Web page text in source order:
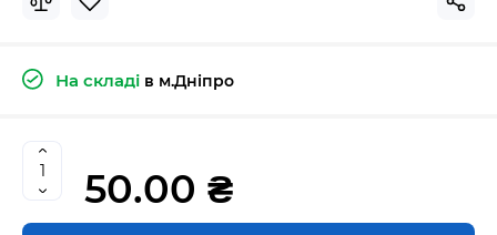
На складі в м.Дніпро
50.00 ₴